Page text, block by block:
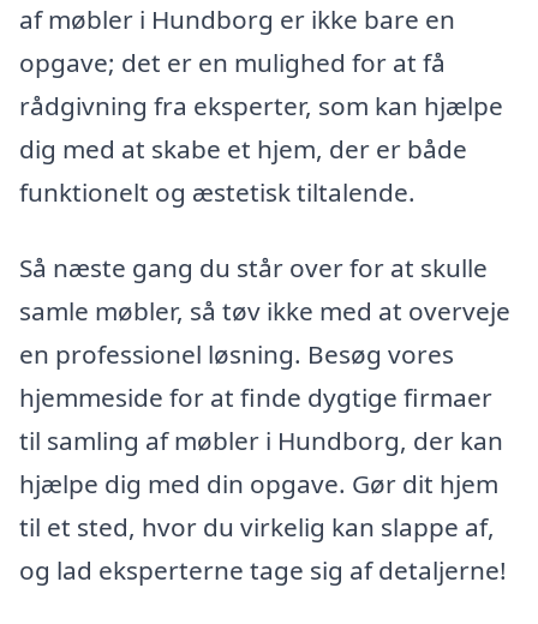
af møbler i Hundborg er ikke bare en
opgave; det er en mulighed for at få
rådgivning fra eksperter, som kan hjælpe
dig med at skabe et hjem, der er både
funktionelt og æstetisk tiltalende.
Så næste gang du står over for at skulle
samle møbler, så tøv ikke med at overveje
en professionel løsning. Besøg vores
hjemmeside for at finde dygtige firmaer
til samling af møbler i Hundborg, der kan
hjælpe dig med din opgave. Gør dit hjem
til et sted, hvor du virkelig kan slappe af,
og lad eksperterne tage sig af detaljerne!